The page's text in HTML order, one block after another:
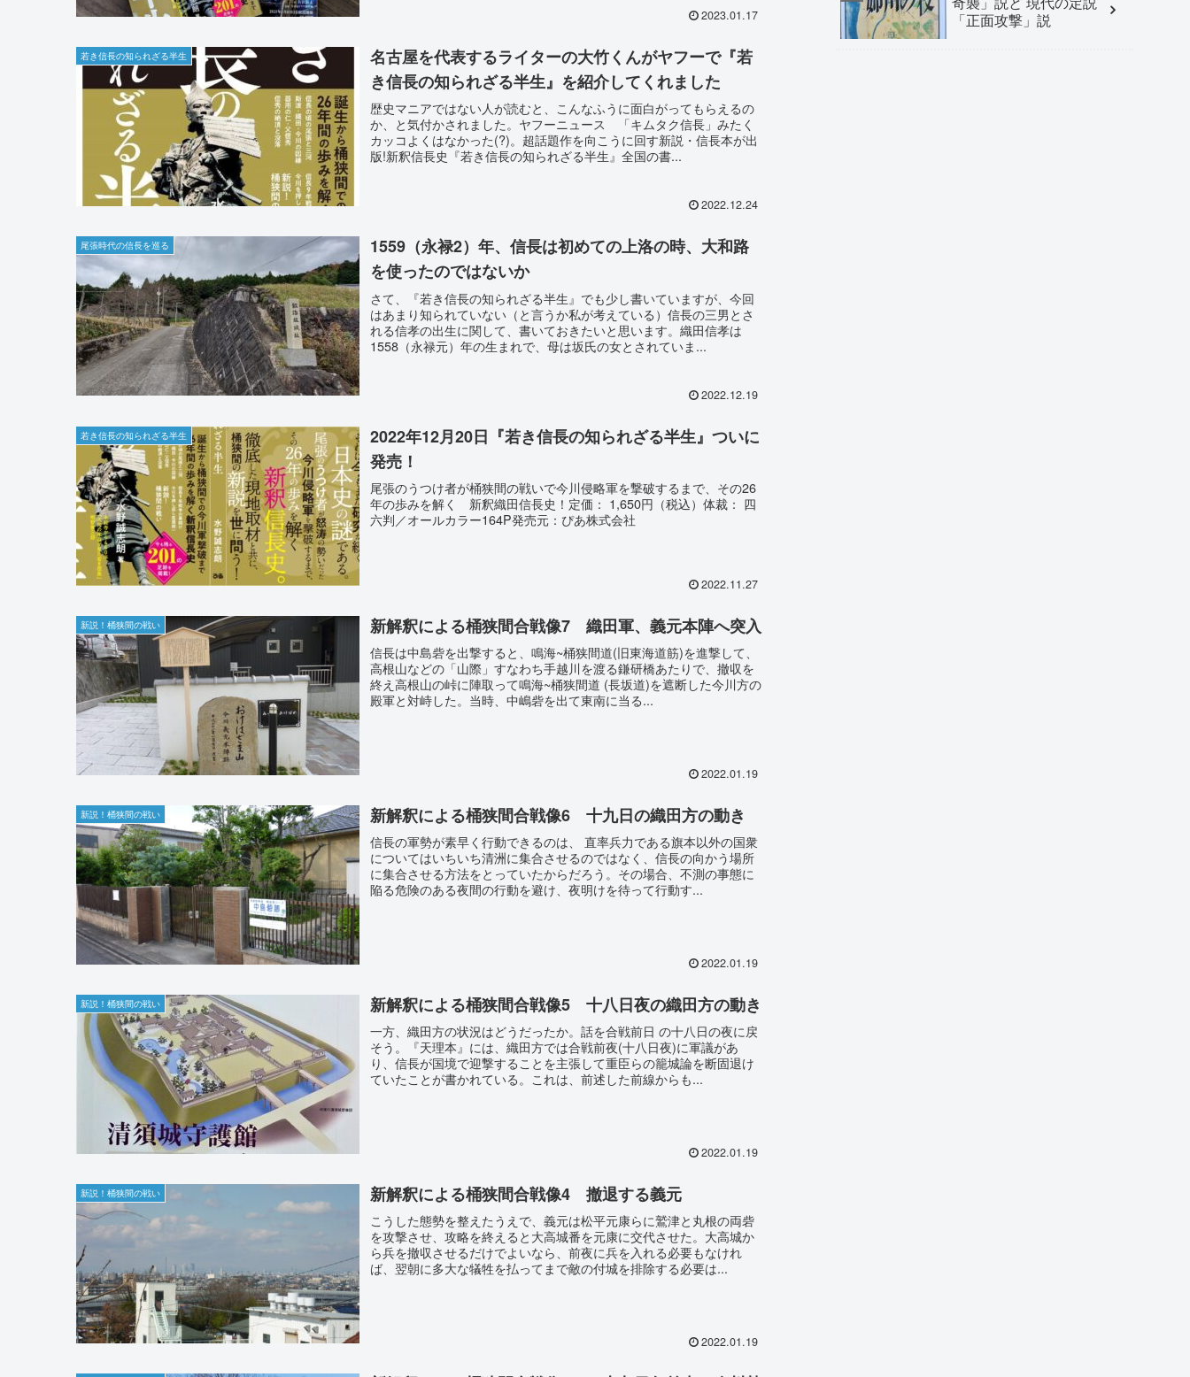
2023.01.17
若き信長の知られざる半生
名古屋を代表するライターの大竹くんがヤフーで『若
き信長の知られざる半生』を紹介してくれました
歴史マニアではない人が読むと、こんなふうに面白がってもらえるの
か、と気付かされました。ヤフーニュース 「キムタク信長」みたく
カッコよくはなかった(?)。超話題作を向こうに回す新説・信長本が出
版!新釈信長史『若き信長の知られざる半生』全国の書...
2022.12.24
尾張時代の信長を巡る
1559（永禄2）年、信長は初めての上洛の時、大和路
を使ったのではないか
さて、『若き信長の知られざる半生』でも少し書いていますが、今回
はあまり知られていない（と言うか私が考えている）信長の三男とさ
れる信孝の出生に関して、書いておきたいと思います。織田信孝は
1558（永禄元）年の生まれで、母は坂氏の女とされていま...
2022.12.19
若き信長の知られざる半生
2022年12月20日『若き信長の知られざる半生』ついに
発売！
尾張のうつけ者が桶狭間の戦いで今川侵略軍を撃破するまで、その26
年の歩みを解く 新釈織田信長史！定価： 1,650円（税込）体裁： 四
六判／オールカラー164P発売元：ぴあ株式会社
2022.11.27
新説！桶狭間の戦い 新解釈による桶狭間合戦像7 織田軍、義元本陣へ突入
信長は中島砦を出撃すると、鳴海~桶狭間道(旧東海道筋)を進撃して、
高根山などの「山際」すなわち手越川を渡る鎌研橋あたりで、撤収を
終え高根山の峠に陣取って鳴海~桶狭間道 (長坂道)を遮断した今川方の
殿軍と対峙した。当時、中嶋砦を出て東南に当る...
2022.01.19
新説！桶狭間の戦い 新解釈による桶狭間合戦像6 十九日の織田方の動き
信長の軍勢が素早く行動できるのは、 直率兵力である旗本以外の国衆
についてはいちいち清洲に集合させるのではなく、信長の向かう場所
に集合させる方法をとっていたからだろう。その場合、不測の事態に
陥る危険のある夜間の行動を避け、夜明けを待って行動す...
2022.01.19
新説！桶狭間の戦い 新解釈による桶狭間合戦像5 十八日夜の織田方の動き
一方、織田方の状況はどうだったか。話を合戦前日 の十八日の夜に戻
そう。『天理本』には、織田方では合戦前夜(十八日夜)に軍議があ
り、信長が国境で迎撃することを主張して重臣らの籠城論を断固退け
ていたことが書かれている。これは、前述した前線からも...
2022.01.19
新説！桶狭間の戦い 新解釈による桶狭間合戦像4 撤退する義元
こうした態勢を整えたうえで、義元は松平元康らに鷲津と丸根の両砦
を攻撃させ、攻略を終えると大高城番を元康に交代させた。大高城か
ら兵を撤収させるだけでよいなら、前夜に兵を入れる必要もなけれ
ば、翌朝に多大な犠牲を払ってまで敵の付城を排除する必要は...
2022.01.19
「正面攻撃」説